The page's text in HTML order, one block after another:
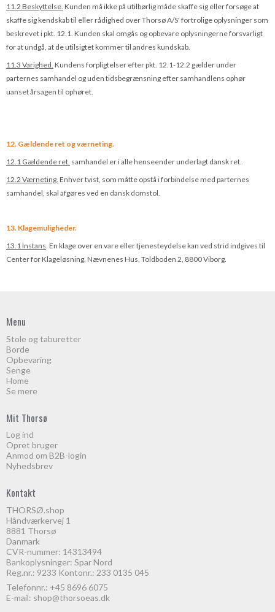
11.2 Beskyttelse. Kunden må ikke på utilbørlig måde skaffe sig eller forsøge at
skaffe sig kendskab til eller rådighed over Thorsø A/S' fortrolige oplysninger som
beskrevet i pkt. 12.1. Kunden skal omgås og opbevare oplysningerne forsvarligt
for at undgå, at de utilsigtet kommer til andres kundskab.
11.3 Varighed. Kundens forpligtelser efter pkt. 12.1-12.2 gælder under
parternes samhandel og uden tidsbegrænsning efter samhandlens ophør
uanset årsagen til ophøret.
12. Gældende ret og værneting.
12.1 Gældende ret. samhandel er i alle henseender underlagt dansk ret.
12.2 Værneting. Enhver tvist, som måtte opstå i forbindelse med parternes
samhandel, skal afgøres ved en dansk domstol.
13. Klagemuligheder.
13.1 Instans. En klage over en vare eller tjenesteydelse kan ved strid indgives til
Center for Klageløsning, Nævnenes Hus, Toldboden 2, 8800 Viborg.
Menu
Stole og taburetter
Borde
Opbevaring
Senge
Home
Se mere
Mit Thorsø
Log ind
Opret bruger
Anmod om B2B-login
Nyhedsbrev
Kontakt
THORSØ.shop
Håndværkervej 1
8881 Thorsø
Danmark
CVR-nummer: 14313494
Bankoplysninger: Spar Nord
Reg.nr.: 9233 Kontonr.: 233 0135 045
Telefonnr.: +45 8696 6075
E-mail: shop@thorsoeas.dk